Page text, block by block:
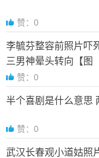
赞：0
李毓芬整容前照片吓
三男神晕头转向【图
赞：0
半个喜剧是什么意思
赞：0
武汉长春观小道姑照